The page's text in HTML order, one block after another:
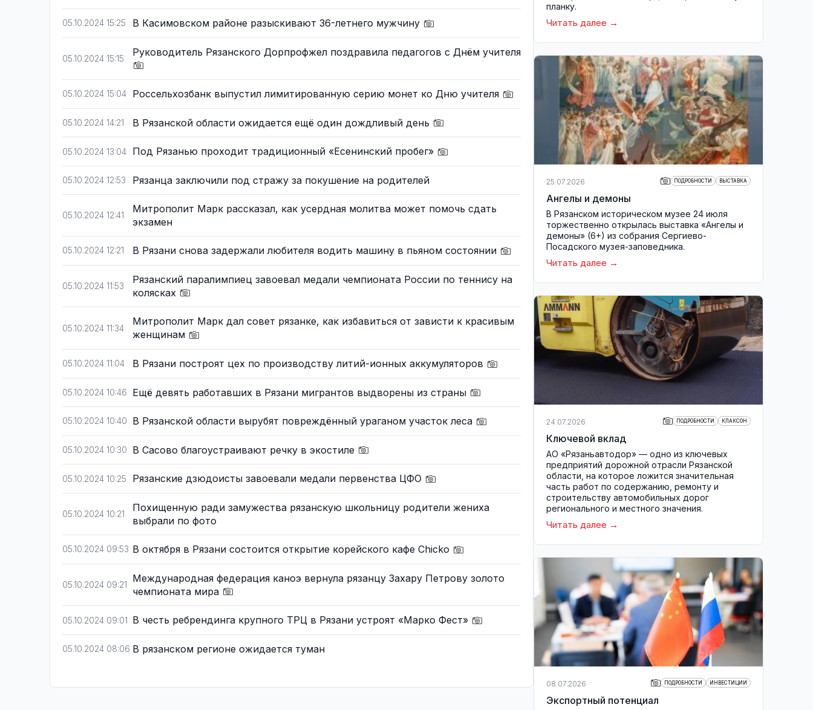
05.10.2024 15:25 В Касимовском районе разыскивают 36-летнего мужчину
05.10.2024 15:15
Руководитель Рязанского Дорпрофжел поздравила педагогов с Днём учителя
05.10.2024 15:04 Россельхозбанк выпустил лимитированную серию монет ко Дню учителя
05.10.2024 14:21 В Рязанской области ожидается ещё один дождливый день
05.10.2024 13:04 Под Рязанью проходит традиционный «Есенинский пробег»
05.10.2024 12:53 Рязанца заключили под стражу за покушение на родителей
05.10.2024 12:41
Митрополит Марк рассказал, как усердная молитва может помочь сдать
экзамен
05.10.2024 12:21 В Рязани снова задержали любителя водить машину в пьяном состоянии
05.10.2024 11:53
Рязанский паралимпиец завоевал медали чемпионата России по теннису на
колясках
05.10.2024 11:34
Митрополит Марк дал совет рязанке, как избавиться от зависти к красивым
женщинам
05.10.2024 11:04 В Рязани построят цех по производству литий-ионных аккумуляторов
05.10.2024 10:46 Ещё девять работавших в Рязани мигрантов выдворены из страны
05.10.2024 10:40 В Рязанской области вырубят повреждённый ураганом участок леса
05.10.2024 10:30 В Сасово благоустраивают речку в экостиле
05.10.2024 10:25 Рязанские дзюдоисты завоевали медали первенства ЦФО
05.10.2024 10:21
Похищенную ради замужества рязанскую школьницу родители жениха
выбрали по фото
05.10.2024 09:53 В октября в Рязани состоится открытие корейского кафе Chicko
05.10.2024 09:21
Международная федерация каноэ вернула рязанцу Захару Петрову золото
чемпионата мира
05.10.2024 09:01 В честь ребрендинга крупного ТРЦ в Рязани устроят «Марко Фест»
05.10.2024 08:06 В рязанском регионе ожидается туман
планку.
Читать далее
25.07.2026 ПОДРОБНОСТИ ВЫСТАВКА
Ангелы и демоны
В Рязанском историческом музее 24 июля
торжественно открылась выставка «Ангелы и
демоны» (6+) из собрания Сергиево-
Посадского музея-заповедника.
Читать далее
24.07.2026 ПОДРОБНОСТИ КЛАКСОН
Ключевой вклад
АО «Рязаньавтодор» — одно из ключевых
предприятий дорожной отрасли Рязанской
области, на которое ложится значительная
часть работ по содержанию, ремонту и
строительству автомобильных дорог
регионального и местного значения.
Читать далее
08.07.2026 ПОДРОБНОСТИ ИНВЕСТИЦИИ
Экспортный потенциал